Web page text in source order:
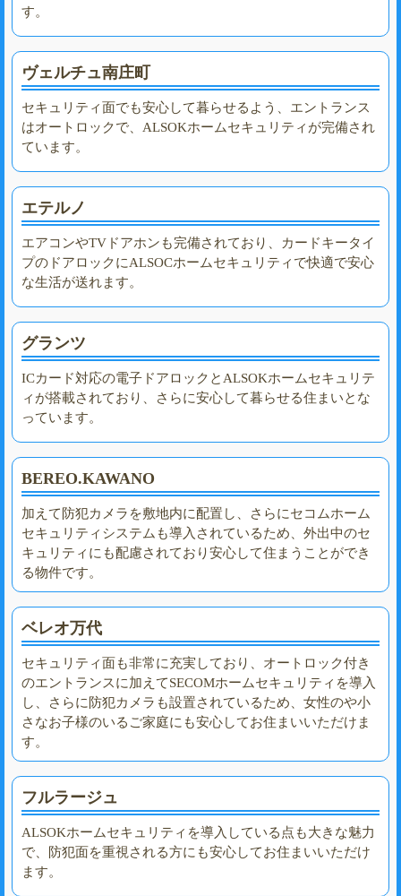
す。
ヴェルチュ南庄町
セキュリティ面でも安心して暮らせるよう、エントランス
はオートロックで、ALSOKホームセキュリティが完備され
ています。
エテルノ
エアコンやTVドアホンも完備されており、カードキータイ
プのドアロックにALSOCホームセキュリティで快適で安心
な生活が送れます。
グランツ
ICカード対応の電子ドアロックとALSOKホームセキュリテ
ィが搭載されており、さらに安心して暮らせる住まいとな
っています。
BEREO.KAWANO
加えて防犯カメラを敷地内に配置し、さらにセコムホーム
セキュリティシステムも導入されているため、外出中のセ
キュリティにも配慮されており安心して住まうことができ
る物件です。
ベレオ万代
セキュリティ面も非常に充実しており、オートロック付き
のエントランスに加えてSECOMホームセキュリティを導入
し、さらに防犯カメラも設置されているため、女性のや小
さなお子様のいるご家庭にも安心してお住まいいただけま
す。
フルラージュ
ALSOKホームセキュリティを導入している点も大きな魅力
で、防犯面を重視される方にも安心してお住まいいただけ
ます。